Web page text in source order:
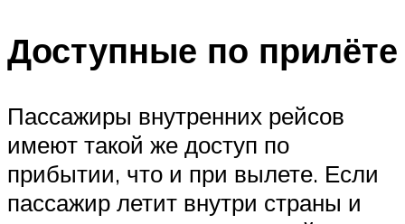
Доступные по прилёте
Пассажиры внутренних рейсов
имеют такой же доступ по
прибытии, что и при вылете. Если
пассажир летит внутри страны и